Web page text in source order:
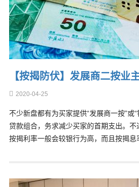
【按揭防伏】发展商二按业
2020-04-25
不少新盘都有为买家提供“发展商一按”或
贷款组合，务求减少买家的首期支出。
按揭利率一般会较银行为高，而且按揭息